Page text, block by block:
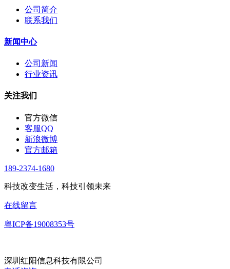
公司简介
联系我们
新闻中心
公司新闻
行业资讯
关注我们
官方微信
客服QQ
新浪微博
官方邮箱
189-2374-1680
科技改变生活，科技引领未来
在线留言
粤ICP备19008353号
深圳红阳信息科技有限公司